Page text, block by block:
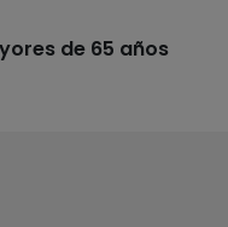
de 65 años